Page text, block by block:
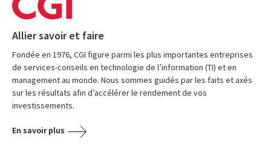
Allier savoir et faire
Fondée en 1976, CGI figure parmi les plus importantes entreprises
de services-conseils en technologie de l’information (TI) et en
management au monde. Nous sommes guidés par les faits et axés
sur les résultats afin d’accélérer le rendement de vos
investissements.
En savoir plus